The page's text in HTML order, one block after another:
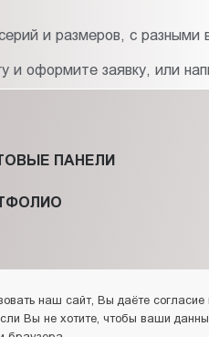
и размеров, с разными
и оформите заявку, или
ПАНЕЛИ
наш сайт, Вы даёте
Вы не хотите, чтобы ваши